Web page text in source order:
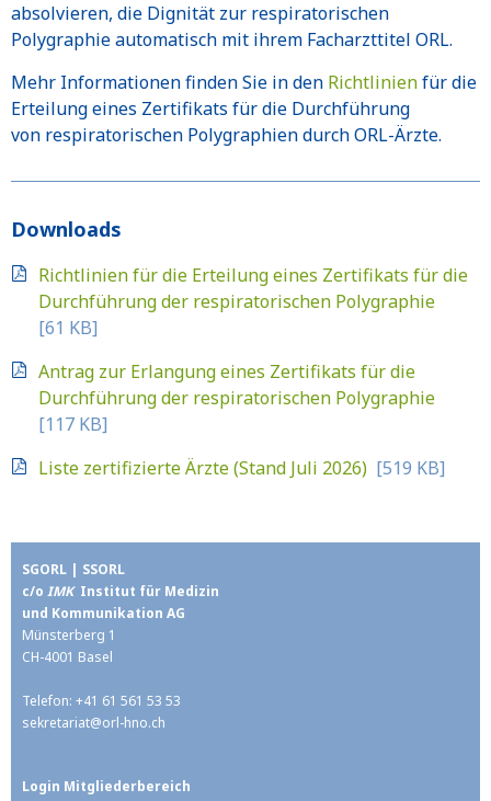
absolvieren, die Dignität zur respiratorischen
Polygraphie automatisch mit ihrem Facharzttitel ORL.
Mehr Informationen finden Sie in den Richtlinienfür die
Erteilung eines Zertifikats für die Durchführung
von respiratorischen Polygraphien durch ORL-Ärzte.
Downloads
Richtlinien für die Erteilung eines Zertifikats für die
Durchführung der respiratorischen Polygraphie
[61 KB]
Antrag zur Erlangung eines Zertifikats für die
Durchführung der respiratorischen Polygraphie
[117 KB]
Liste zertifizierte Ärzte (Stand Juli 2026) [519 KB]
SGORL | SSORL
c/o IMKInstitut für Medizin
und Kommunikation AG
Münsterberg 1
CH-4001 Basel
Telefon: +41 61 561 53 53
sekretariat@orl-hno.ch
Login Mitgliederbereich